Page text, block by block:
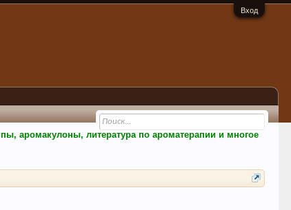
Вход
аромакулоны, литература по ароматерапии и многое